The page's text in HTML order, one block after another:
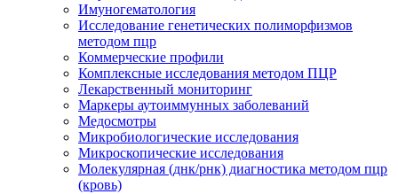
Имуногематология
Исследование генетических полиморфизмов
методом пцр
Коммерческие профили
Комплексные исследования методом ПЦР
Лекарственный мониторинг
Маркеры аутоиммунных заболеваний
Медосмотры
Микробиологические исследования
Микроскопические исследования
Молекулярная (днк/рнк) диагностика методом пцр
(кровь)